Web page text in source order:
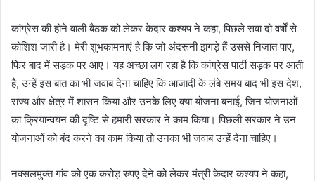
कांग्रेस की होने वाली बैठक को लेकर केदार कश्यप ने कहा, पिछले सवा दो वर्षों से
कोशिश जारी है। मेरी शुभकामनाएं है कि जो अंदरूनी झगड़े हैं उससे निजात पाए,
फिर बाद में सड़क पर आए। यह अच्छा लग रहा है कि कांग्रेस पार्टी सड़क पर आती
है, उन्हें इस बात का भी जवाब देना चाहिए कि आजादी के लंबे समय बाद भी इस देश,
राज्य और क्षेत्र में शासन किया और उनके लिए क्या योजना बनाई, जिन योजनाओं
का क्रियान्वयन की दृष्टि से हमारी सरकार ने काम किया। पिछली सरकार ने उन
योजनाओं को बंद करने का काम किया तो उनका भी जवाब उन्हें देना चाहिए।
नक्सलमुक्त गांव को एक करोड़ रुपए देने को लेकर मंत्री केदार कश्यप ने कहा,